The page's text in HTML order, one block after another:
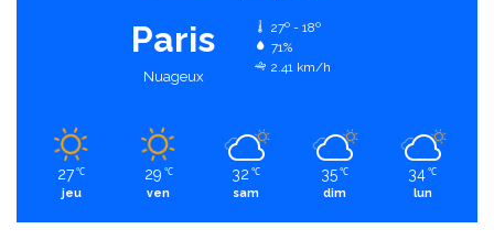
Paris
Nuageux
27º - 18º
71%
2.41 km/h
27 ℃
jeu
29 ℃
ven
32 ℃
sam
35 ℃
dim
34 ℃
lun